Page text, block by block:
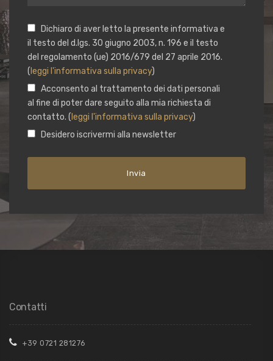
Dichiaro di aver letto la presente informativa e
il testo del d.lgs. 30 giugno 2003, n. 196 e il testo
del regolamento (ue) 2016/679 del 27 aprile 2016.
( leggi l'informativa sulla privacy)
Acconsento al trattamento dei dati personali
al fine di poter dare seguito alla mia richiesta di
contatto. ( leggi l'informativa sulla privacy)
Desidero iscrivermi alla newsletter
Contatti
+39 0721 281276